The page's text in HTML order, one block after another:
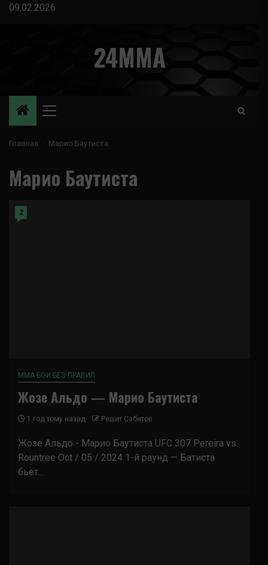
Перейти
09.02.2026
24MMA
Основное
Главная Марио Баутиста
Марио Баутиста
2
ММА БОИ БЕЗ ПРАВИЛ
Жозе Альдо — Марио Баутиста
1 год тому назад Решит Сабитов
Жозе Альдо - Марио Баутиста UFC 307 Pereira vs.
Rountree Oct / 05 / 2024 1-й раунд — Батиста
бьёт...